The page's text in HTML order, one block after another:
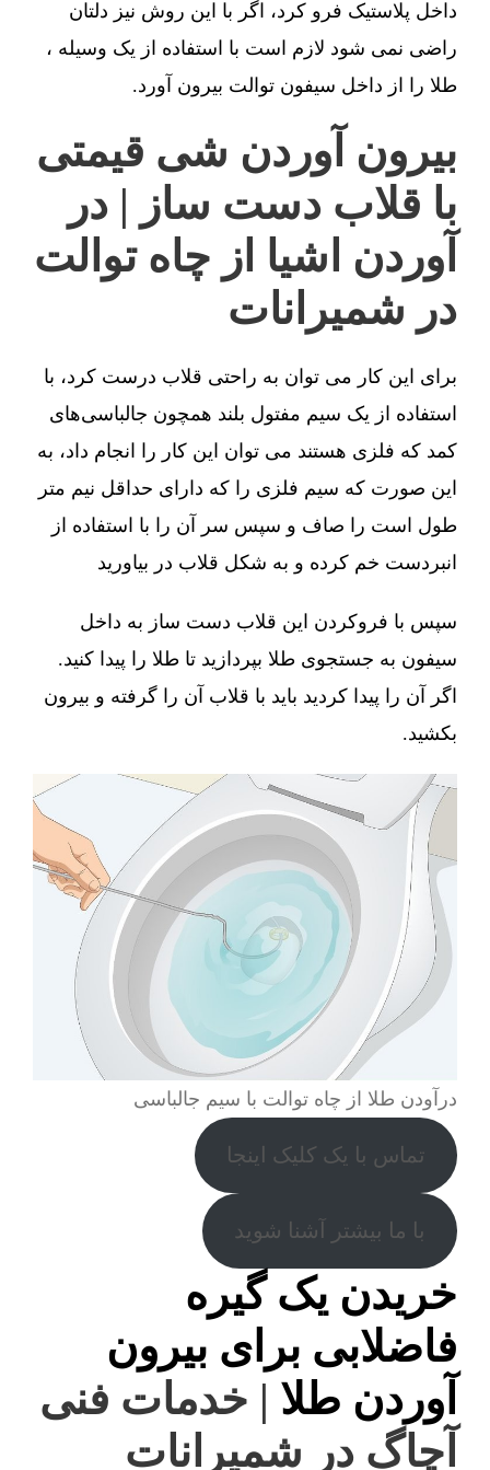
داخل پلاستیک فرو کرد، اگر با این روش نیز دلتان
راضی نمی شود لازم است با استفاده از یک وسیله ،
طلا را از داخل سیفون توالت بیرون آورد.
بیرون آوردن شی قیمتی
با قلاب دست ساز | در
آوردن اشیا از چاه توالت
در شمیرانات
برای این کار می توان به راحتی قلاب درست کرد، با
استفاده از یک سیم مفتول بلند همچون جالباسی‌های
کمد که فلزی هستند می توان این کار را انجام داد، به
این صورت که سیم فلزی را که دارای حداقل نیم متر
طول است را صاف و سپس سر آن را با استفاده از
انبردست خم کرده و به شکل قلاب در بیاورید
سپس با فروکردن این قلاب دست ساز به داخل
سیفون به جستجوی طلا بپردازید تا طلا را پیدا کنید.
اگر آن را پیدا کردید باید با قلاب آن را گرفته و بیرون
بکشید.
درآودن طلا از چاه توالت با سیم جالباسی
تماس با یک کلیک اینجا
با ما بیشتر آشنا شوید
خریدن یک گیره
فاضلابی برای بیرون
آوردن طلا | خدمات فنی
آچاگ در شمیرانات